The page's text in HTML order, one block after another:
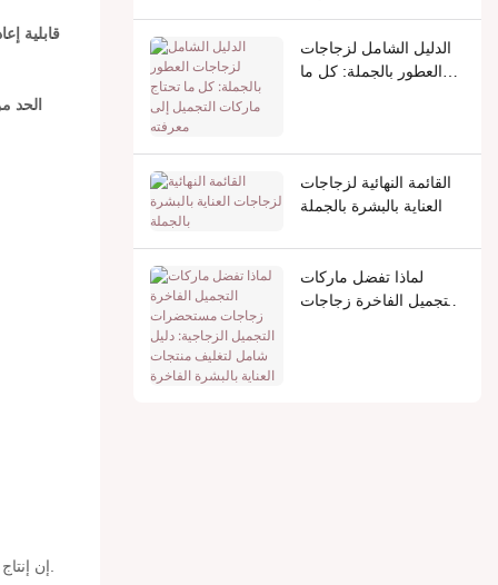
قابلية
الحد
إن إنتاج أنابيب معجون الأسنان المصنوعة من الألومنيوم عادة ما يكون أكثر تكلفة من البدائل البلاستيكية، مما قد يؤدي إلى ارتفاع الأسعار بالنسبة للمستهلكين.
الدليل الشامل لزجاجات
العطور بالجملة: كل ما
القائمة النهائية لزجاجات
العناية بالبشرة بالجملة
لماذا تفضل ماركات
التجميل الفاخرة زجاجات